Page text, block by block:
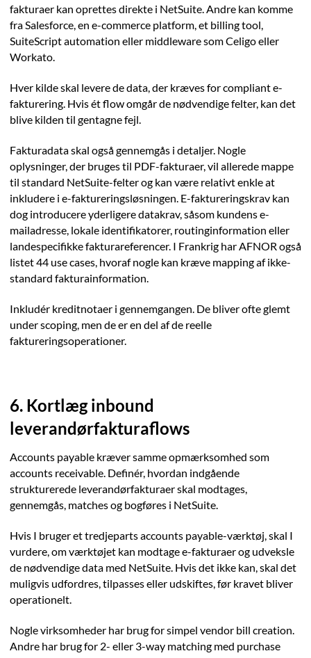
fakturaer kan oprettes direkte i NetSuite. Andre kan komme
fra Salesforce, en e-commerce platform, et billing tool,
SuiteScript automation eller middleware som Celigo eller
Workato.
Hver kilde skal levere de data, der kræves for compliant e-
fakturering. Hvis ét flow omgår de nødvendige felter, kan det
blive kilden til gentagne fejl.
Fakturadata skal også gennemgås i detaljer. Nogle
oplysninger, der bruges til PDF-fakturaer, vil allerede mappe
til standard NetSuite-felter og kan være relativt enkle at
inkludere i e-faktureringsløsningen. E-faktureringskrav kan
dog introducere yderligere datakrav, såsom kundens e-
mailadresse, lokale identifikatorer, routinginformation eller
landespecifikke fakturareferencer. I Frankrig har AFNOR også
listet 44 use cases, hvoraf nogle kan kræve mapping af ikke-
standard fakturainformation.
Inkludér kreditnotaer i gennemgangen. De bliver ofte glemt
under scoping, men de er en del af de reelle
faktureringsoperationer.
6. Kortlæg inbound
leverandørfakturaflows
Accounts payable kræver samme opmærksomhed som
accounts receivable. Definér, hvordan indgående
strukturerede leverandørfakturaer skal modtages,
gennemgås, matches og bogføres i NetSuite.
Hvis I bruger et tredjeparts accounts payable-værktøj, skal I
vurdere, om værktøjet kan modtage e-fakturaer og udveksle
de nødvendige data med NetSuite. Hvis det ikke kan, skal det
muligvis udfordres, tilpasses eller udskiftes, før kravet bliver
operationelt.
Nogle virksomheder har brug for simpel vendor bill creation.
Andre har brug for 2- eller 3-way matching med purchase